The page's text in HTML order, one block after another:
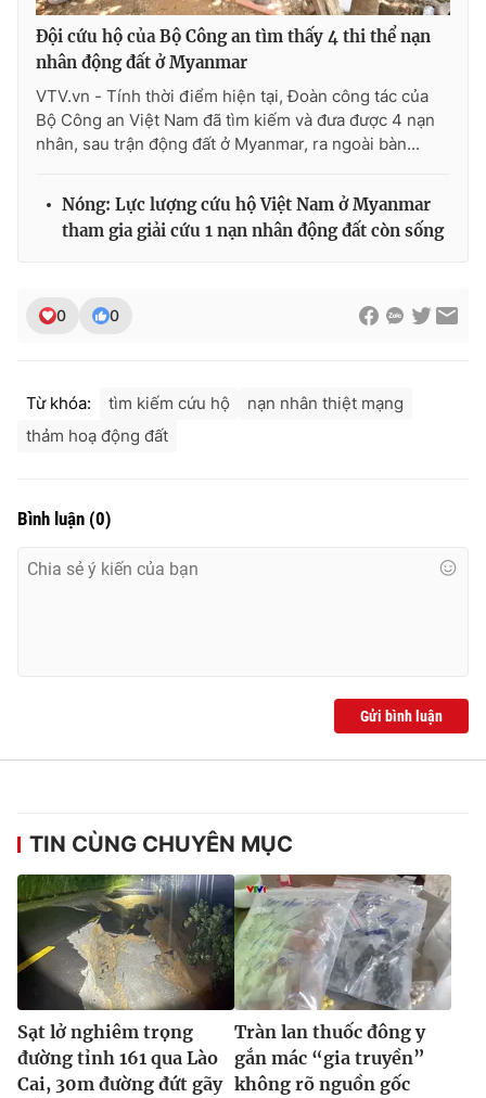
Ðiện thoại Thời báo VTV:024.66 897 897
Email: toasoan@vtv.vn
Liên hệ quảng cáo:024-7300.7108
thuận bằng văn bản. Ghi rõ nguồn VTV.vn khi phát hành lại
Đội cứu hộ của Bộ Công an tìm thấy 4 thi thể nạn
nhân động đất ở Myanmar
VTV.vn - Tính thời điểm hiện tại, Đoàn công tác của
Bộ Công an Việt Nam đã tìm kiếm và đưa được 4 nạn
nhân, sau trận động đất ở Myanmar, ra ngoài bàn...
Nóng: Lực lượng cứu hộ Việt Nam ở Myanmar
tham gia giải cứu 1 nạn nhân động đất còn sống
0 0
Từ khóa: tìm kiếm cứu hộ
nạn nhân thiệt mạng
thảm hoạ động đất
Bình luận (0)
Gửi bình luận
TIN CÙNG CHUYÊN MỤC
Sạt lở nghiêm trọng
đường tỉnh 161 qua Lào
Cai, 30m đường đứt gãy
Tràn lan thuốc đông y
gắn mác “gia truyền”
không rõ nguồn gốc